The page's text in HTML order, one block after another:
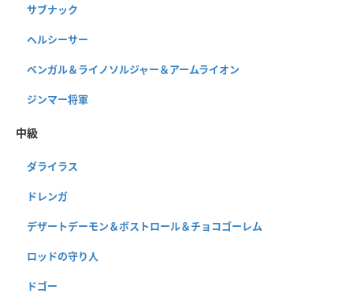
サブナック
ヘルシーサー
ベンガル＆ライノソルジャー＆アームライオン
ジンマー将軍
中級
ダライラス
ドレンガ
デザートデーモン＆ボストロール＆チョコゴーレム
ロッドの守り人
ドゴー